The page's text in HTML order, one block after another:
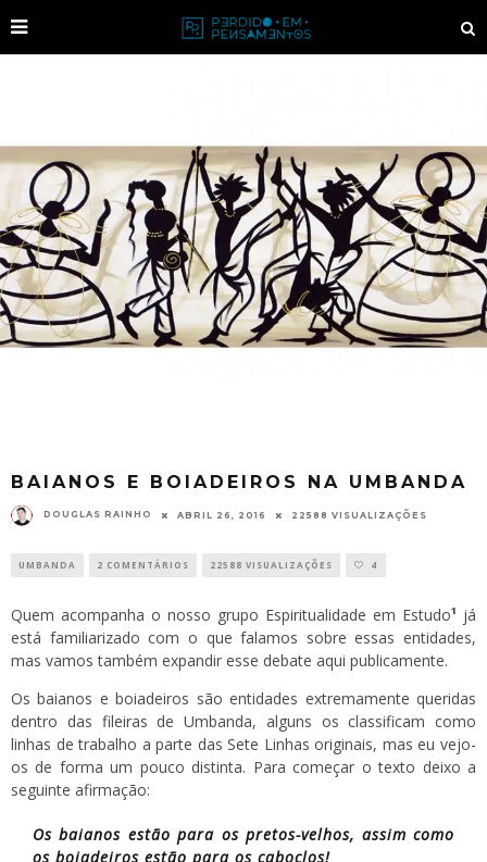
BAIANOS E BOIADEIROS NA UMBANDA
DOUGLAS RAINHO ABRIL 26, 2016 22588 VISUALIZAÇÕES
UMBANDA 2 COMENTÁRIOS 22588 VISUALIZAÇÕES 4
Quem acompanha o nosso grupo Espiritualidade em Estudo¹ já
está familiarizado com o que falamos sobre essas entidades,
mas vamos também expandir esse debate aqui publicamente.
Os baianos e boiadeiros são entidades extremamente queridas
dentro das fileiras de Umbanda, alguns os classificam como
linhas de trabalho a parte das Sete Linhas originais, mas eu vejo-
os de forma um pouco distinta. Para começar o texto deixo a
seguinte afirmação:
Os baianos estão para os pretos-velhos, assim como
os boiadeiros estão para os caboclos!